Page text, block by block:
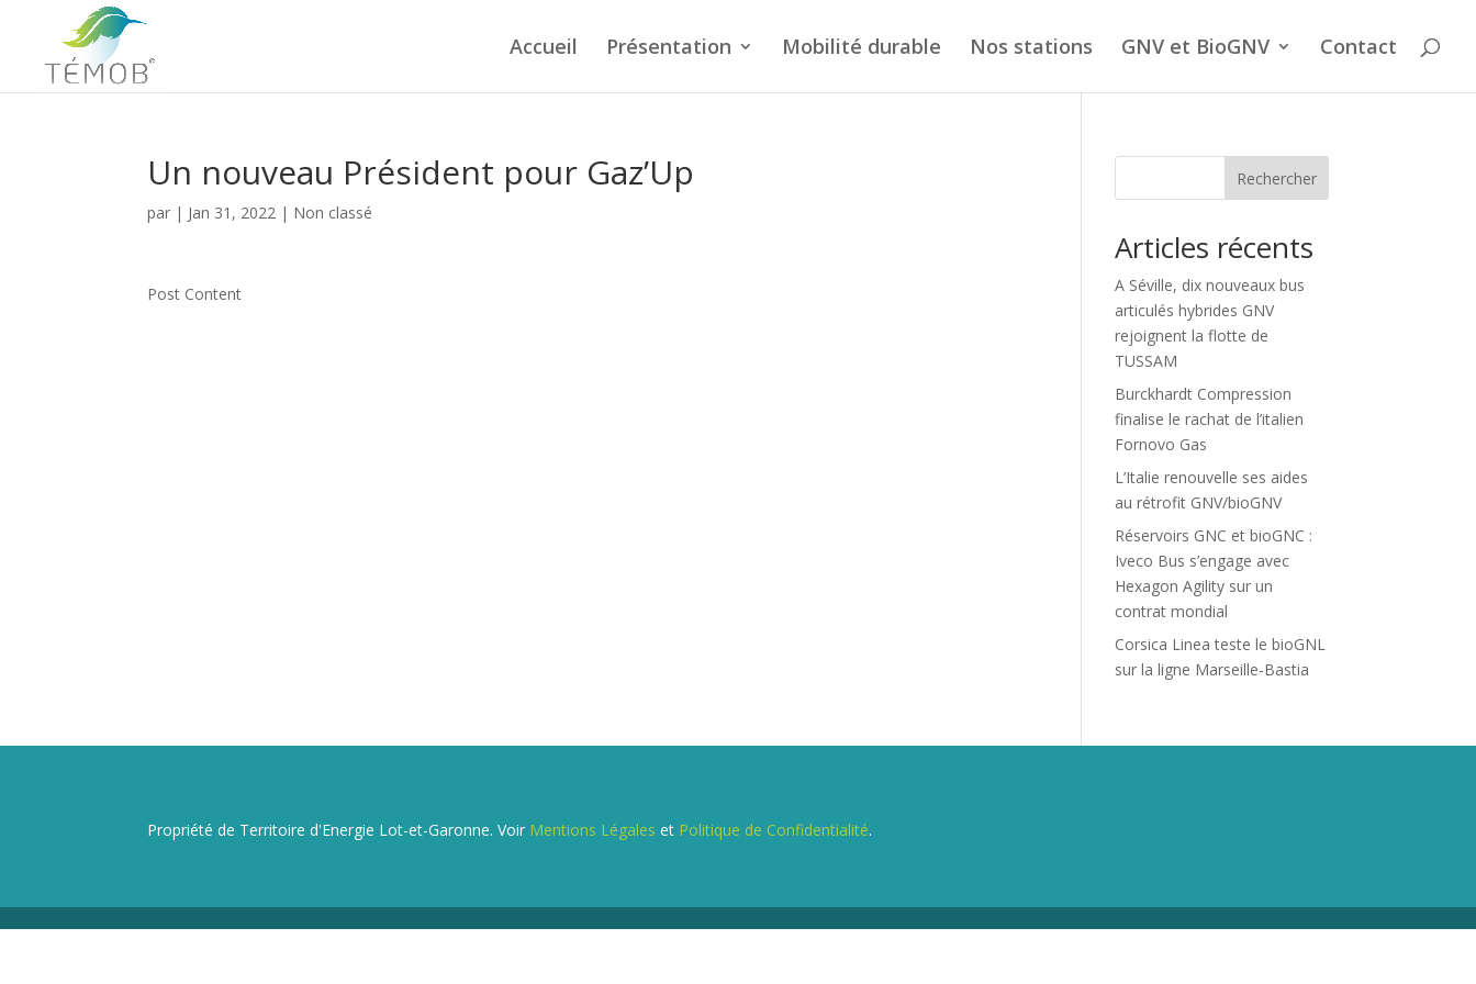
Accueil Présentation Mobilité durable Nos stations GNV et BioGNV Contact
Un nouveau Président pour Gaz’Up
par | Jan 31, 2022 | Non classé
Post Content
Rechercher
Articles récents
A Séville, dix nouveaux bus
articulés hybrides GNV
rejoignent la flotte de
TUSSAM
Burckhardt Compression
finalise le rachat de l’italien
Fornovo Gas
L’Italie renouvelle ses aides
au rétrofit GNV/bioGNV
Réservoirs GNC et bioGNC :
Iveco Bus s’engage avec
Hexagon Agility sur un
contrat mondial
Corsica Linea teste le bioGNL
sur la ligne Marseille-Bastia
Propriété de Territoire d'Energie Lot-et-Garonne. Voir Mentions Légales et Politique de Confidentialité.